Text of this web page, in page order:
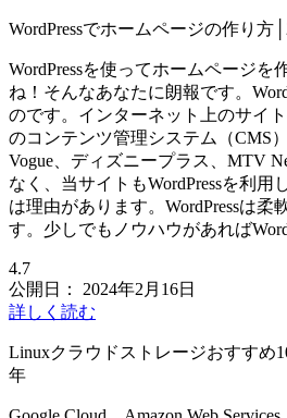
WordPressでホームページの作り方
WordPressを使ってホームページを
ね！そんなあなたに朗報です。
のです。インターネット上のサイ
のコンテンツ管理システム（CMS
Vogue、ディズニープラス、MTV
なく、当サイトもWordPressを利用
は理由があります。WordPressは柔
す。少しでもノウハウがあれば
4.7
公開日：
2024年2月16日
詳しく読む
Linuxクラウドストレージおすすめ
年